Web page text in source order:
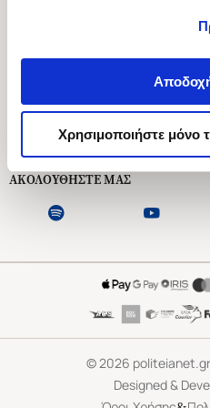
Χρησιμοποιήστε μόνο
Ασκληπιού 1-
Δευτέρα -
Εξυπηρέτηση Πελατών
ΑΚΟΛΟΥΘΗΣΤΕ ΜΑΣ
©2026
Designed &